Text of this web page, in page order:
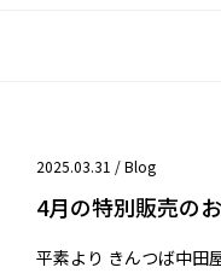
2025.03.31 /Blog
4月の特別販売の
平素より きんつば中田